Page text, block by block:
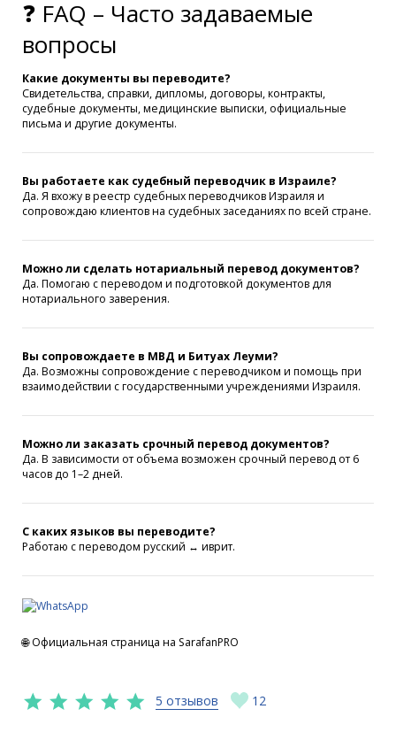
❓ FAQ – Часто задаваемые
вопросы
Какие документы вы переводите?
Свидетельства, справки, дипломы, договоры, контракты,
судебные документы, медицинские выписки, официальные
письма и другие документы.
Вы работаете как судебный переводчик в Израиле?
Да. Я вхожу в реестр судебных переводчиков Израиля и
сопровождаю клиентов на судебных заседаниях по всей стране.
Можно ли сделать нотариальный перевод документов?
Да. Помогаю с переводом и подготовкой документов для
нотариального заверения.
Вы сопровождаете в МВД и Битуах Леуми?
Да. Возможны сопровождение с переводчиком и помощь при
взаимодействии с государственными учреждениями Израиля.
Можно ли заказать срочный перевод документов?
Да. В зависимости от объема возможен срочный перевод от 6
часов до 1–2 дней.
С каких языков вы переводите?
Работаю с переводом русский ↔ иврит.
🌐 Официальная страница на SarafanPRO
5 отзывов 12